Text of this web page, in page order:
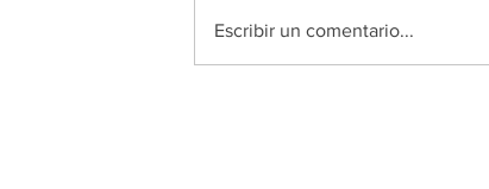
Escribir un comentario...